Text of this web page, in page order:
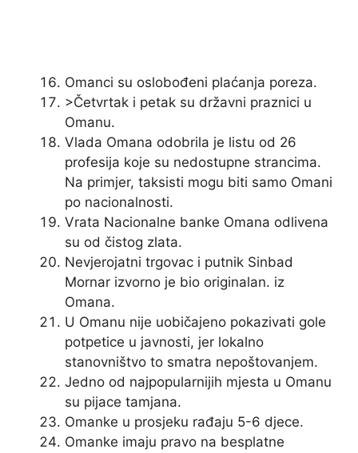
Omanci su oslobođeni plaćanja poreza.
>Četvrtak i petak su državni praznici u
Omanu.
Vlada Omana odobrila je listu od 26
profesija koje su nedostupne strancima.
Na primjer, taksisti mogu biti samo Omani
po nacionalnosti.
Vrata Nacionalne banke Omana odlivena
su od čistog zlata.
Nevjerojatni trgovac i putnik Sinbad
Mornar izvorno je bio originalan. iz
Omana.
U Omanu nije uobičajeno pokazivati ​​gole
potpetice u javnosti, jer lokalno
stanovništvo to smatra nepoštovanjem.
Jedno od najpopularnijih mjesta u Omanu
su pijace tamjana.
Omanke u prosjeku rađaju 5-6 djece.
Omanke imaju pravo na besplatne